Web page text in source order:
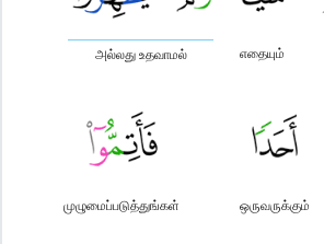
எதையும்
அல்லது உதவாமல்
ஒருவருக்கும்
முழுமைப்படுத்துங்கள்